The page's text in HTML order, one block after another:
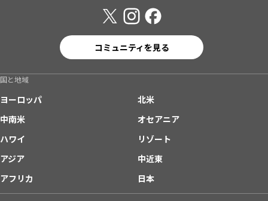
コミュニティを見る
国と地域
ヨーロッパ
北米
中南米
オセアニア
ハワイ
リゾート
アジア
中近東
アフリカ
日本